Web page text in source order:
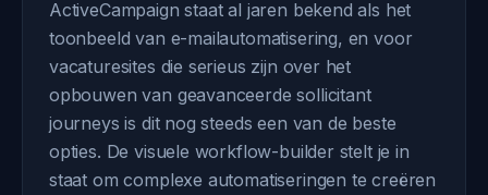
ActiveCampaign staat al jaren bekend als het
toonbeeld van e-mailautomatisering, en voor
vacaturesites die serieus zijn over het
opbouwen van geavanceerde sollicitant
journeys is dit nog steeds een van de beste
opties. De visuele workflow-builder stelt je in
staat om complexe automatiseringen te creëren